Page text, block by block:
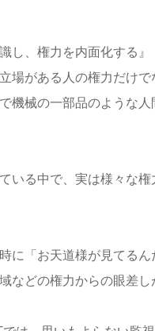
し、権力を内面化する』
場がある人の権力だけ
機械の一部品のような
いる中で、実は様々な
に「お天道様が見てる
などの権力からの眼差